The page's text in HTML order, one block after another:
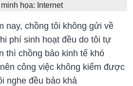
họa: Internet
nay, chồng tôi không gửi về
phí sinh hoạt đều do tôi tự
thì chồng bảo kinh tế khó
công việc không kiếm được
nghe đều bảo khả